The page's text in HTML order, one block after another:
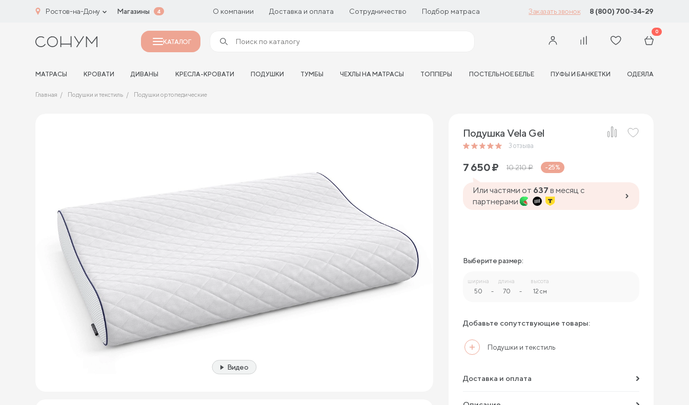
Ростов-на-Дону Магазины 4 О компании Доставка и оплата Сотрудничество Подбор матраса Заказать звонок 8 (800) 700-34-29
КАТАЛОГ
0
МАТРАСЫ КРОВАТИ ДИВАНЫ КРЕСЛА-КРОВАТИ ПОДУШКИ ТУМБЫ ЧЕХЛЫ НА МАТРАСЫ ТОППЕРЫ ПОСТЕЛЬНОЕ БЕЛЬЕ ПУФЫ И БАНКЕТКИ ОДЕЯЛА
Главная Подушки и текстиль Подушки ортопедические
Видео
Подушка Vela Gel
3 отзыва
7 650₽ 10 210₽ -25%
Или частями от 637 в месяц с
партнерами
Выберите размер:
ширина
50 -
длина
70 -
высота
12 см
Добавьте сопутствующие товары:
Подушки и текстиль
Доставка и оплата